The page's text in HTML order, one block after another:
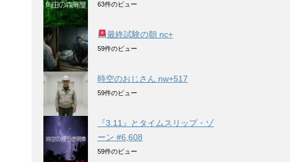
63件のビュー
最終試験の朝 nc+
59件のビュー
時空のおじさん nw+517
59件のビュー
『3.11』とタイムスリップ・ゾ
ーン #6,608
59件のビュー